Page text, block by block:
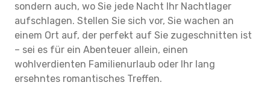
sondern auch, wo Sie jede Nacht Ihr Nachtlager
aufschlagen. Stellen Sie sich vor, Sie wachen an
einem Ort auf, der perfekt auf Sie zugeschnitten ist
– sei es für ein Abenteuer allein, einen
wohlverdienten Familienurlaub oder Ihr lang
ersehntes romantisches Treffen.